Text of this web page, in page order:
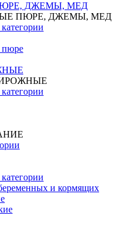
ДЖЕМЫ, МЕД
ПЮРЕ, ДЖЕМЫ, МЕД
пюре
и кормящих